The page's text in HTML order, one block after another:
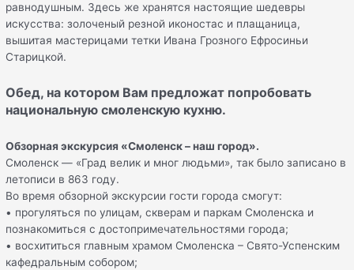
равнодушным. Здесь же хранятся настоящие шедевры
искусства: золоченый резной иконостас и плащаница,
вышитая мастерицами тетки Ивана Грозного Ефросиньи
Старицкой.
Обед, на котором Вам предложат попробовать
национальную смоленскую кухню.
Обзорная экскурсия «Смоленск – наш город».
Смоленск — «Град велик и мног людьми», так было записано в
летописи в 863 году.
Во время обзорной экскурсии гости города смогут:
• прогуляться по улицам, скверам и паркам Смоленска и
познакомиться с достопримечательностями города;
• восхититься главным храмом Смоленска – Свято-Успенским
кафедральным собором;